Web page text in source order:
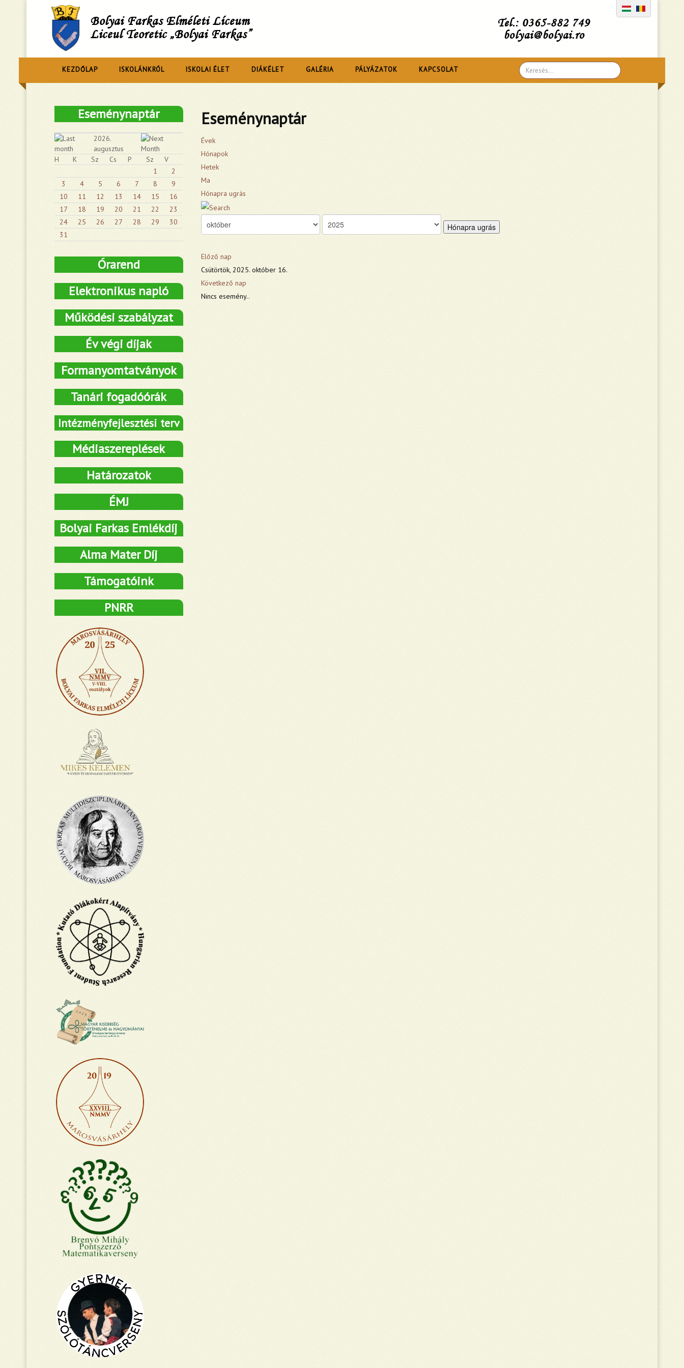
Bolyai Farkas Elméleti Líceum
Liceul Teoretic „Bolyai Farkas”
Tel.: 0365-882 749
bolyai@bolyai.ro
Search
...
KEZDŐLAP ISKOLÁNKRÓL ISKOLAI ÉLET DIÁKÉLET GALÉRIA PÁLYÁZATOK KAPCSOLAT
Eseménynaptár
Évek
Hónapok
Hetek
Ma
Hónapra ugrás
Hónapra ugrás
Előző nap
Csütörtök, 2025. október 16.
Következő nap
Nincs esemény..
Eseménynaptár
2026.
augusztus
H
K Sz Cs P Sz
V
1
2
3
4 5 6 7 8
9
10
11 12 13 14 15
16
17
18 19 20 21 22
23
24
25 26 27 28 29
30
31
Órarend
Elektronikus napló
Működési szabályzat
Év végi díjak
Formanyomtatványok
Tanári fogadóórák
Intézményfejlesztési terv
Médiaszereplések
Határozatok
ÉMJ
Bolyai Farkas Emlékdíj
Alma Mater Díj
Támogatóink
PNRR